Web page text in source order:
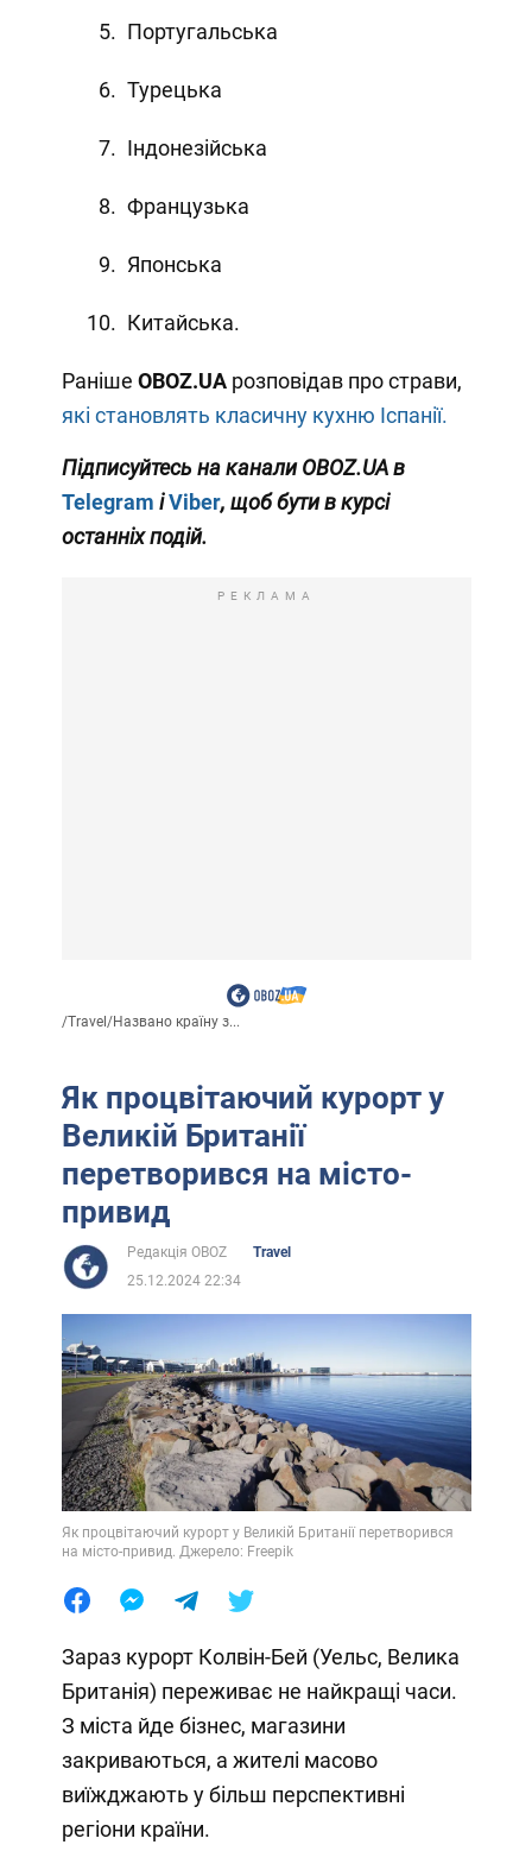
Португальська
Турецька
Індонезійська
Французька
Японська
Китайська.
Раніше OBOZ.UA розповідав про страви,
які становлять класичну кухню Іспанії.
Підписуйтесь на канали OBOZ.UA в
Telegram іViber, щоб бути в курсі
останніх подій.
РЕКЛАМА
/Travel/Названо країну з...
Як процвітаючий курорт у
Великій Британії
перетворився на місто-
привид
Редакція OBOZ
Travel
25.12.2024 22:34
Як процвітаючий курорт у Великій Британії перетворився
на місто-привид. Джерело: Freepik
Зараз курорт Колвін-Бей (Уельс, Велика
Британія) переживає не найкращі часи.
З міста йде бізнес, магазини
закриваються, а жителі масово
виїжджають у більш перспективні
регіони країни.